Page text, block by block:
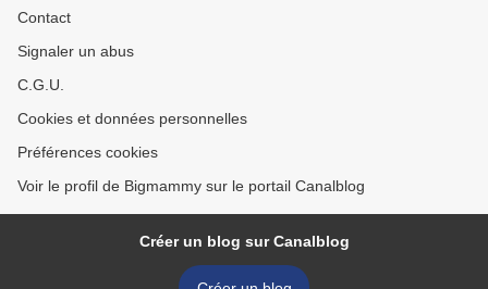
Contact
Signaler un abus
C.G.U.
Cookies et données personnelles
Préférences cookies
Voir le profil de Bigmammy sur le portail Canalblog
Créer un blog sur Canalblog